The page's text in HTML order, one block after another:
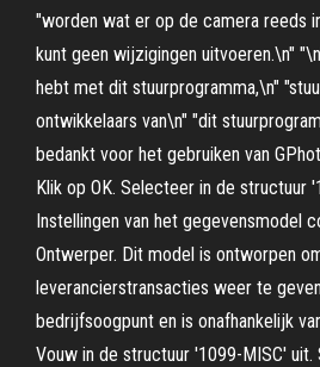
"worden wat er op de camera reeds
kunt geen wijzigingen uitvoeren.\n"
hebt met dit stuurprogramma,\n"
ontwikkelaars van\n" "dit
bedankt voor het gebruiken van
Klik op OK. Selecteer in de structuur
Instellingen van het gegevensmodel
Ontwerper. Dit model is ontworpen
leverancierstransacties weer te
bedrijfsoogpunt en is onafhankelijk
Vouw in de structuur '1099-MISC' uit.